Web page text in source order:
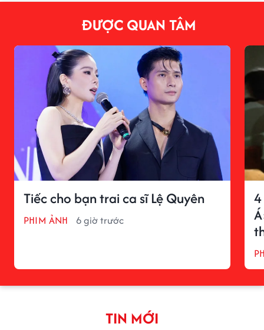
ĐƯỢC QUAN TÂM
Tiếc cho bạn trai ca sĩ Lệ Quyên
PHIM ẢNH 6 giờ trước
TIN MỚI